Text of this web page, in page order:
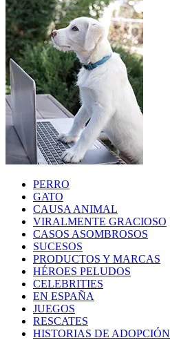
PERRO
GATO
CAUSA ANIMAL
VIRALMENTE GRACIOSO
CASOS ASOMBROSOS
SUCESOS
PRODUCTOS Y MARCAS
HÉROES PELUDOS
CELEBRITIES
EN ESPAÑA
JUEGOS
RESCATES
HISTORIAS DE ADOPCIÓN